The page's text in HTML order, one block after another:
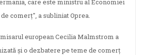
care este ministru al Economiei
comerţ", a subliniat Oprea.
european Cecilia Malmstrom a
şi o dezbatere pe teme de comerţ